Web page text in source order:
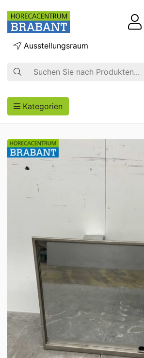
Suche
Ausstellungsraum
Kategorien